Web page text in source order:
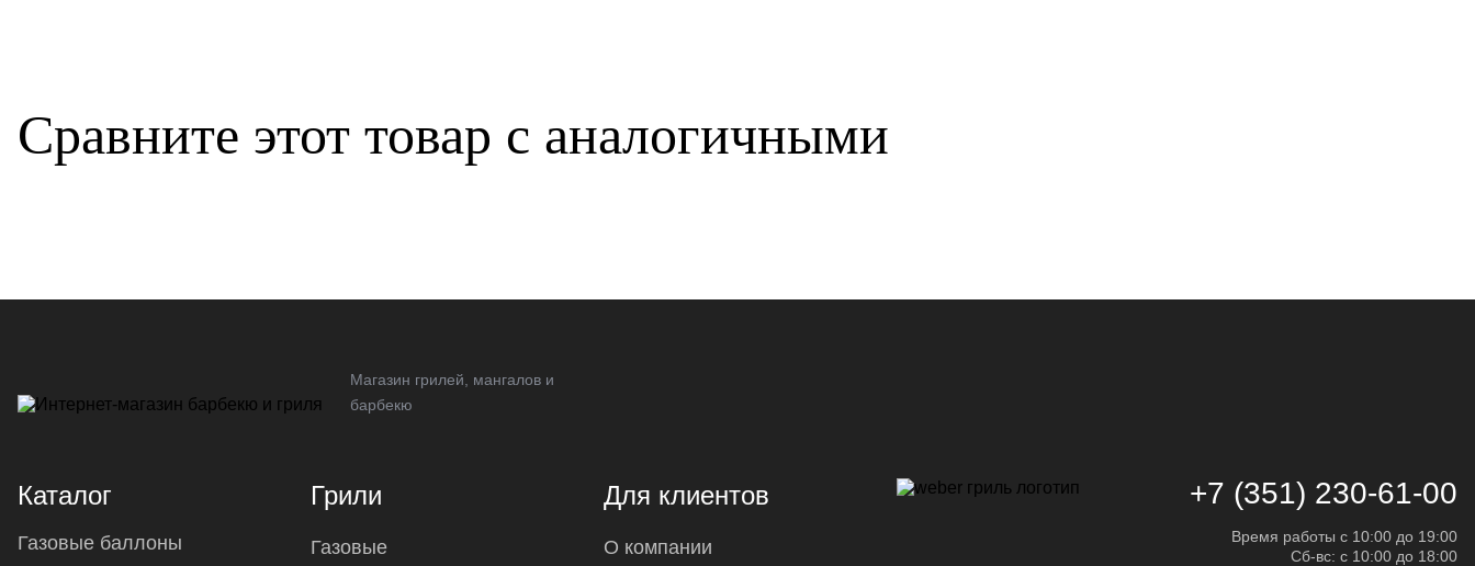
Сравните этот товар с аналогичными
Магазин грилей, мангалов и
барбекю
Каталог
Газовые баллоны
Грили
Газовые
Для клиентов
О компании
+7 (351) 230-61-00
Время работы с 10:00 до 19:00
Сб-вс: с 10:00 до 18:00